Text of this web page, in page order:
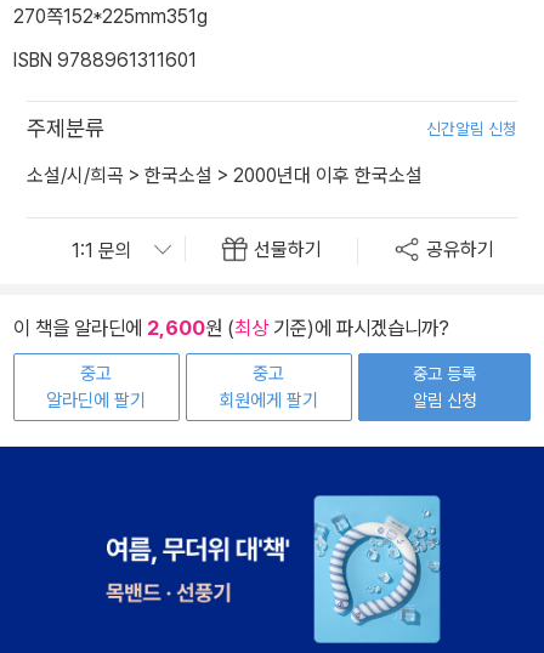
270쪽152*225mm351g
ISBN 9788961311601
주제분류 신간알림 신청
소설/시/희곡 > 한국소설 > 2000년대 이후 한국소설
선물하기 공유하기
이 책을 알라딘에 2,600원 (최상기준)에 파시겠습니까?
중고
알라딘에 팔기
중고
회원에게 팔기
중고 등록
알림 신청